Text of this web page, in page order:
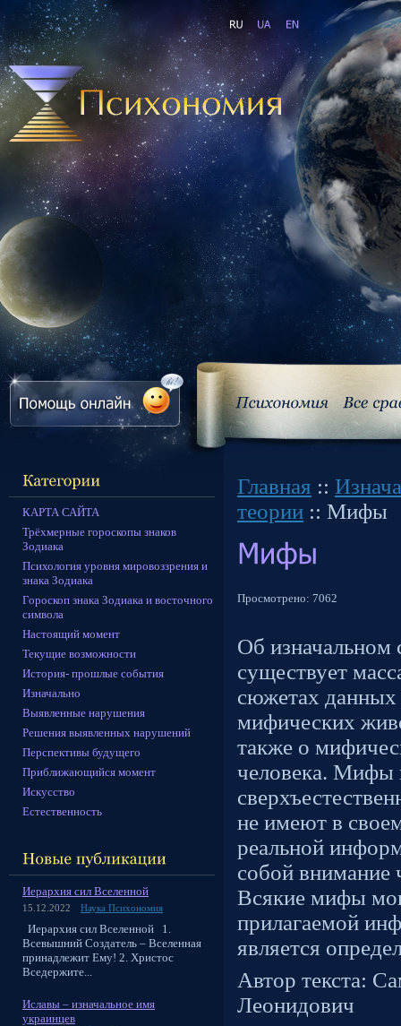
КАРТА САЙТА
Трёхмерные гороскопы знаков
Зодиака
Психология уровня мировоззрения и
знака Зодиака
Гороскоп знака Зодиака и восточного
символа
Настоящий момент
Текущие возможности
История- прошлые события
Изначально
Выявленные нарушения
Решения выявленных нарушений
Перспективы будущего
Приближающийся момент
Искусство
Естественность
Иерархия сил Вселенной
15.12.2022 Наука Психономия
Иерархия сил Вселенной 1.
Всевышний Создатель – Вселенная
принадлежит Ему! 2. Христос
Вседержите...
Иславы – изначальное имя
украинцев
Главная ::
теории :: Мифы
Просмотрено: 7062
Об изначальном
существует
сюжетах данных
мифических
также о
человека. Мифы
не имеют в
реальной
собой внимание
Всякие мифы
прилагаемой
является
Автор текста:
Леонидович